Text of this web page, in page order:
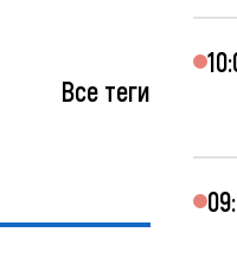
Все теги